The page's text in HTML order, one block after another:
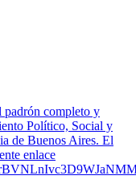
padrón completo y
Político, Social y
de Buenos Aires. El
enlace